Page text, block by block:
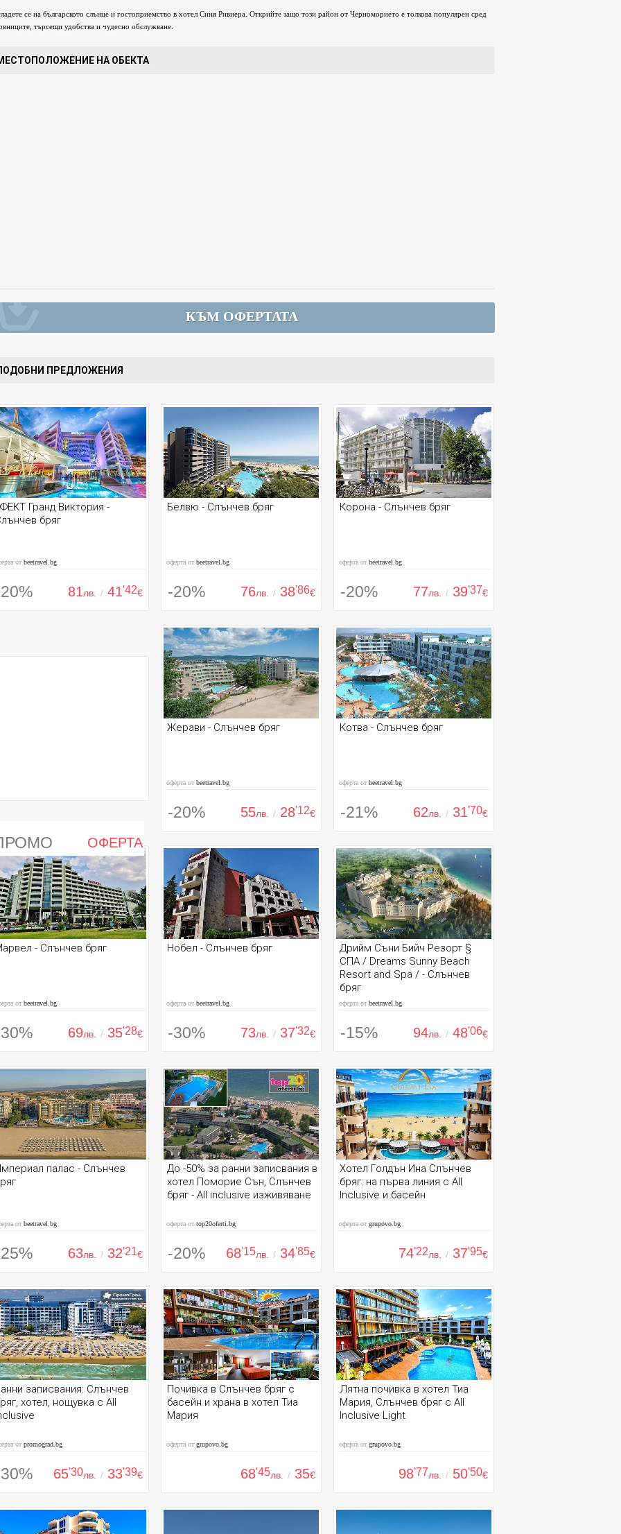
се на българското слънце и гостоприемство в хотел Синя Ривиера. Открийте защо този район от Черноморието е толкова популярен сред
търсещи удобства и чудесно обслужване.
НА ОБЕКТА
КЪМ ОФЕРТАТА
ПРЕДЛОЖЕНИЯ
Гранд Виктория -
бряг
от beetravel.bg
81лв. / 41'42€
Белвю - Слънчев бряг
оферта от beetravel.bg
-20% 76лв. / 38'86€
Корона - Слънчев бряг
оферта от beetravel.bg
-20% 77лв. / 39'37€
ОФЕРТА
Жерави - Слънчев бряг
оферта от beetravel.bg
-20% 55лв. / 28'12€
Котва - Слънчев бряг
оферта от beetravel.bg
-21% 62лв. / 31'70€
- Слънчев бряг
от beetravel.bg
69лв. / 35'28€
Нобел - Слънчев бряг
оферта от beetravel.bg
-30% 73лв. / 37'32€
Дрийм Съни Бийч Резорт §
СПА / Dreams Sunny Beach
Resort and Spa / - Слънчев
бряг
оферта от beetravel.bg
-15% 94лв. / 48'06€
палас - Слънчев
от beetravel.bg
63лв. / 32'21€
До -50% за ранни записвания в
хотел Поморие Сън, Слънчев
бряг - All inclusive изживяване
оферта от top20oferti.bg
-20% 68'15лв. / 34'85€
Хотел Голдън Ина Слънчев
бряг: на първа линия с All
Inclusive и басейн
оферта от grupovo.bg
74'22лв. / 37'95€
записвания: Слънчев
хотел, нощувка с All
от promograd.bg
65'30лв. / 33'39€
Почивка в Слънчев бряг с
басейн и храна в хотел Тиа
Мария
оферта от grupovo.bg
68'45лв. / 35€
Лятна почивка в хотел Тиа
Мария, Слънчев бряг с All
Inclusive Light
оферта от grupovo.bg
98'77лв. / 50'50€